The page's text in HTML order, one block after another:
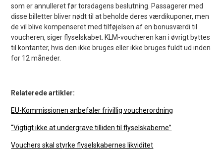
som er annulleret før torsdagens beslutning. Passagerer med
disse billetter bliver nødt til at beholde deres værdikuponer, men
de vil blive kompenseret med tilføjelsen af en bonusværdi til
voucheren, siger flyselskabet. KLM-voucheren kan i øvrigt byttes
til kontanter, hvis den ikke bruges eller ikke bruges fuldt ud inden
for 12 måneder.
Relaterede artikler:
EU-Kommissionen anbefaler frivillig voucherordning
“Vigtigt ikke at undergrave tilliden til flyselskaberne”
Vouchers skal styrke flyselskabernes likviditet